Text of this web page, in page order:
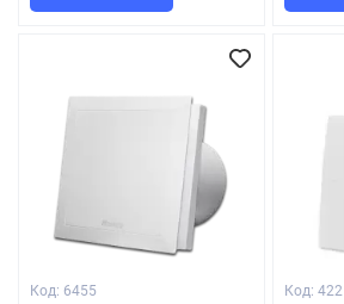
Код: 6455 Код: 422